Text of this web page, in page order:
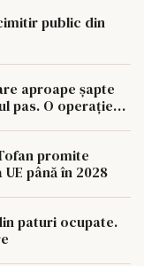
public din
aproape șapte
pas. O operație
promite
până în 2028
paturi ocupate.